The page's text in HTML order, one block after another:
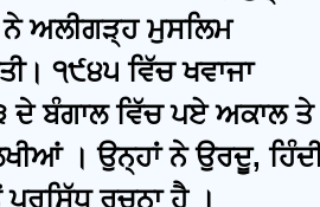
ਨੇ ਅਲੀਗੜ੍ਹ ਮੁਸਲਿਮ
੧੯੪੫ ਵਿੱਚ ਖਵਾਜਾ
ਬੰਗਾਲ ਵਿੱਚ ਪਏ ਅਕਾਲ ਤੇ
। ਉਨ੍ਹਾਂ ਨੇ ਉਰਦੂ,
ਰਚਨਾ ਹੈ ।